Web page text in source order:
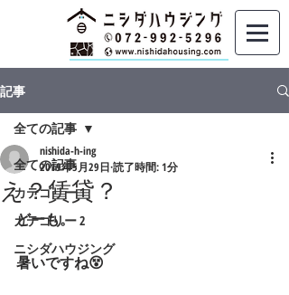
記事
全ての記事
カテゴリー 1
カテゴリー 2
ニシダハウジング
全ての記事
え？賃貸？
nishida-h-ing
2019年5月29日 読了時間: 1分
どーも。
暑いですね😵